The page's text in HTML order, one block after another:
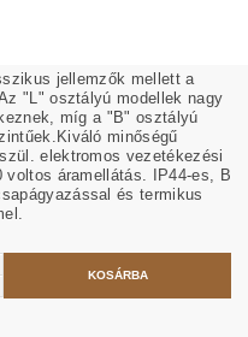
jellemzők mellett a
"L" osztályú modellek nagy
míg a "B" osztályú
minőségű
elektromos vezetékezési
áramellátás. IP44-es, B
és termikus